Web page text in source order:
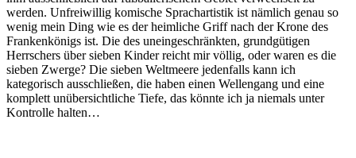
werden. Unfreiwillig komische Sprachartistik ist nämlich genau so
wenig mein Ding wie es der heimliche Griff nach der Krone des
Frankenkönigs ist. Die des uneingeschränkten, grundgütigen
Herrschers über sieben Kinder reicht mir völlig, oder waren es die
sieben Zwerge? Die sieben Weltmeere jedenfalls kann ich
kategorisch ausschließen, die haben einen Wellengang und eine
komplett unübersichtliche Tiefe, das könnte ich ja niemals unter
Kontrolle halten…